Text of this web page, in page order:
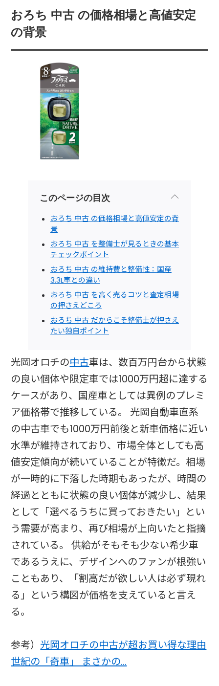
おろち 中古 の価格相場と高値安定
の背景
このページの目次
おろち 中古 の価格相場と高値安定の背
景
おろち 中古 を整備士が見るときの基本
チェックポイント
おろち 中古 の維持費と整備性：国産
3.3L車との違い
おろち 中古 を高く売るコツと査定相場
の押さえどころ
おろち 中古 だからこそ整備士が押さえ
たい独自ポイント
光岡オロチの中古車は、数百万円台から状態
の良い個体や限定車では1000万円超に達する
ケースがあり、国産車としては異例のプレミ
ア価格帯で推移している。 光岡自動車直系
の中古車でも1000万円前後と新車価格に近い
水準が維持されており、市場全体としても高
値安定傾向が続いていることが特徴だ。相場
が一時的に下落した時期もあったが、時間の
経過とともに状態の良い個体が減少し、結果
として「選べるうちに買っておきたい」とい
う需要が高まり、再び相場が上向いたと指摘
されている。 供給がそもそも少ない希少車
であるうえに、デザインへのファンが根強い
こともあり、「割高だが欲しい人は必ず現れ
る」という構図が価格を支えていると言え
る。
参考） 光岡オロチの中古が超お買い得な理由
世紀の「奇車」 まさかの…